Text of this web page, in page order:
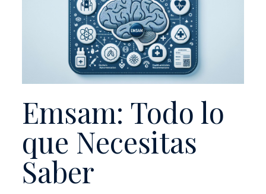
Emsam: Todo lo
que Necesitas
Saber